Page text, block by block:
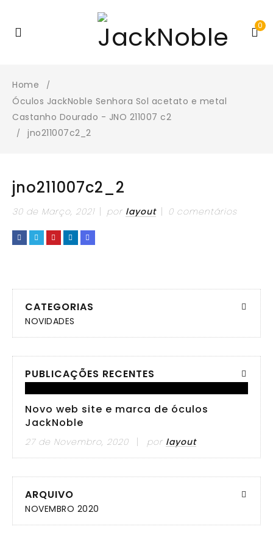
0
Home /
Óculos JackNoble Senhora Sol acetato e metal
Castanho Dourado - JNO 211007 c2
/ jno211007c2_2
jno211007c2_2
30 de Março, 2021 por layout 0 comentários
CATEGORIAS
NOVIDADES
PUBLICAÇÕES RECENTES
Novo web site e marca de óculos
JackNoble
27 de Novembro, 2020 por layout
ARQUIVO
NOVEMBRO 2020